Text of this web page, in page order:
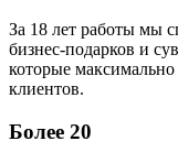
За 18 лет работы мы
бизнес-подарков и
которые
клиентов.
Более 20